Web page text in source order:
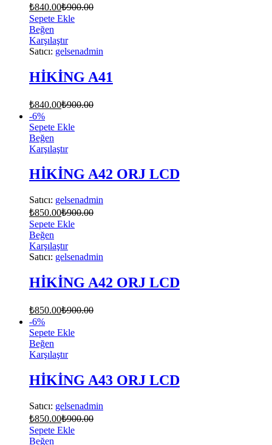
₺840.00₺900.00
Sepete Ekle
Beğen
Karşılaştır
Satıcı: gelsenadmin
HİKİNG A41
₺840.00₺900.00
-6%
Sepete Ekle
Beğen
Karşılaştır
HİKİNG A42 ORJ LCD
Satıcı: gelsenadmin
₺850.00₺900.00
Sepete Ekle
Beğen
Karşılaştır
Satıcı: gelsenadmin
HİKİNG A42 ORJ LCD
₺850.00₺900.00
-6%
Sepete Ekle
Beğen
Karşılaştır
HİKİNG A43 ORJ LCD
Satıcı: gelsenadmin
₺850.00₺900.00
Sepete Ekle
Beğen